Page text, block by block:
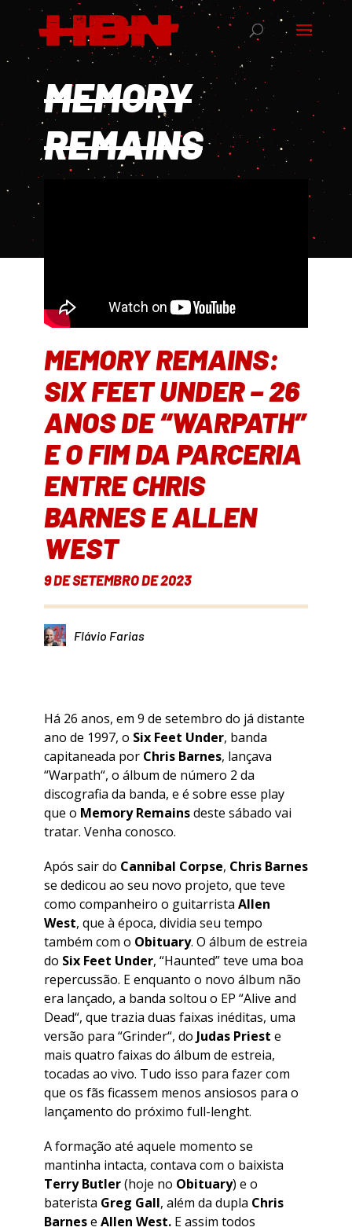
MEMORY
REMAINS
MEMORY REMAINS:
SIX FEET UNDER – 26
ANOS DE “WARPATH”
E O FIM DA PARCERIA
ENTRE CHRIS
BARNES E ALLEN
WEST
9 DE SETEMBRO DE 2023
Flávio Farias
Há 26 anos, em 9 de setembro do já distante
ano de 1997, o Six Feet Under, banda
capitaneada por Chris Barnes, lançava
“Warpath“, o álbum de número 2 da
discografia da banda, e é sobre esse play
que o Memory Remainsdeste sábado vai
tratar. Venha conosco.
Após sair do Cannibal Corpse, Chris Barnes
se dedicou ao seu novo projeto, que teve
como companheiro o guitarrista Allen
West, que à época, dividia seu tempo
também com o Obituary. O álbum de estreia
do Six Feet Under, “Haunted” teve uma boa
repercussão. E enquanto o novo álbum não
era lançado, a banda soltou o EP “Alive and
Dead“, que trazia duas faixas inéditas, uma
versão para “Grinder“, do Judas Priest e
mais quatro faixas do álbum de estreia,
tocadas ao vivo. Tudo isso para fazer com
que os fãs ficassem menos ansiosos para o
lançamento do próximo full-lenght.
A formação até aquele momento se
mantinha intacta, contava com o baixista
Terry Butler(hoje no Obituary) e o
baterista Greg Gall, além da dupla Chris
Barnese Allen West. E assim todos